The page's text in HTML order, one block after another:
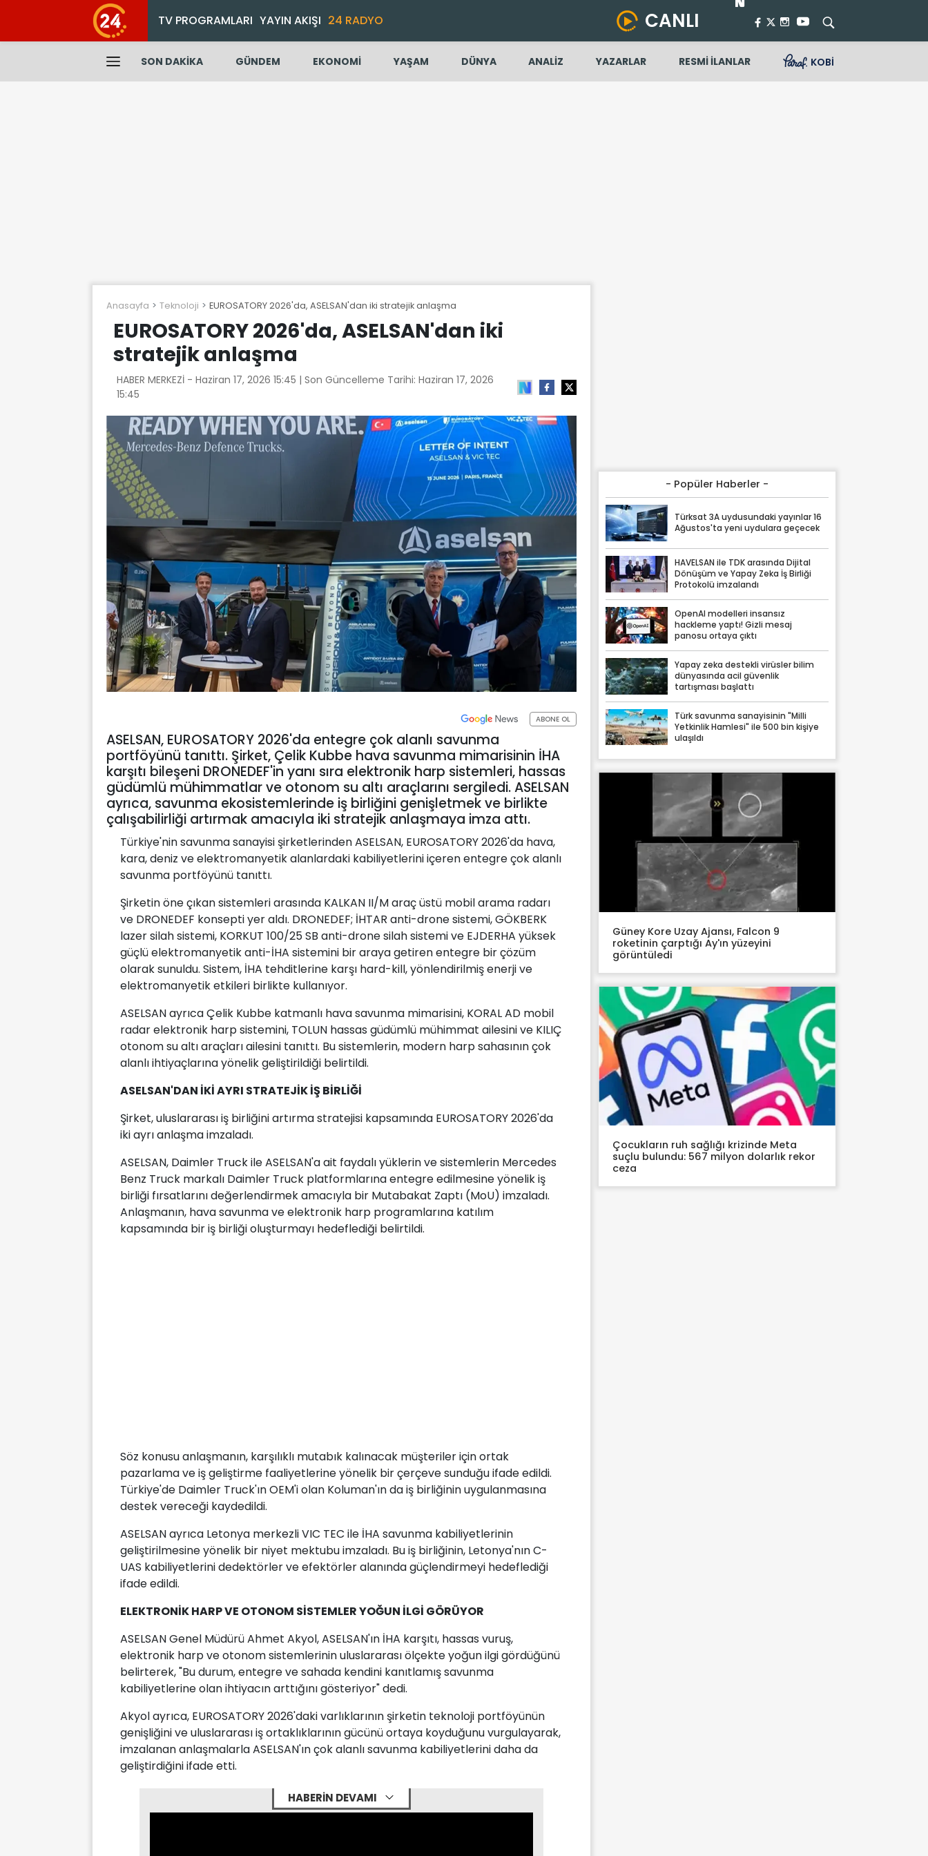
TV PROGRAMLARI YAYIN AKIŞI 24 RADYO CANLI
SON DAKİKA GÜNDEM EKONOMİ YAŞAM DÜNYA ANALİZ YAZARLAR RESMİ İLANLAR KOBİ
Anasayfa Teknoloji EUROSATORY 2026'da, ASELSAN'dan iki stratejik anlaşma
EUROSATORY 2026'da, ASELSAN'dan iki
stratejik anlaşma
HABER MERKEZİ - Haziran 17, 2026 15:45 | Son Güncelleme Tarihi: Haziran 17, 2026
15:45
ABONE OL
ASELSAN, EUROSATORY 2026'da entegre çok alanlı savunma
portföyünü tanıttı. Şirket, Çelik Kubbe hava savunma mimarisinin İHA
karşıtı bileşeni DRONEDEF'in yanı sıra elektronik harp sistemleri, hassas
güdümlü mühimmatlar ve otonom su altı araçlarını sergiledi. ASELSAN
ayrıca, savunma ekosistemlerinde iş birliğini genişletmek ve birlikte
çalışabilirliği artırmak amacıyla iki stratejik anlaşmaya imza attı.
Türkiye'nin savunma sanayisi şirketlerinden ASELSAN, EUROSATORY 2026'da hava,
kara, deniz ve elektromanyetik alanlardaki kabiliyetlerini içeren entegre çok alanlı
savunma portföyünü tanıttı.
Şirketin öne çıkan sistemleri arasında KALKAN II/M araç üstü mobil arama radarı
ve DRONEDEF konsepti yer aldı. DRONEDEF; İHTAR anti-drone sistemi, GÖKBERK
lazer silah sistemi, KORKUT 100/25 SB anti-drone silah sistemi ve EJDERHA yüksek
güçlü elektromanyetik anti-İHA sistemini bir araya getiren entegre bir çözüm
olarak sunuldu. Sistem, İHA tehditlerine karşı hard-kill, yönlendirilmiş enerji ve
elektromanyetik etkileri birlikte kullanıyor.
ASELSAN ayrıca Çelik Kubbe katmanlı hava savunma mimarisini, KORAL AD mobil
radar elektronik harp sistemini, TOLUN hassas güdümlü mühimmat ailesini ve KILIÇ
otonom su altı araçları ailesini tanıttı. Bu sistemlerin, modern harp sahasının çok
alanlı ihtiyaçlarına yönelik geliştirildiği belirtildi.
ASELSAN'DAN İKİ AYRI STRATEJİK İŞ BİRLİĞİ
Şirket, uluslararası iş birliğini artırma stratejisi kapsamında EUROSATORY 2026'da
iki ayrı anlaşma imzaladı.
ASELSAN, Daimler Truck ile ASELSAN'a ait faydalı yüklerin ve sistemlerin Mercedes
Benz Truck markalı Daimler Truck platformlarına entegre edilmesine yönelik iş
birliği fırsatlarını değerlendirmek amacıyla bir Mutabakat Zaptı (MoU) imzaladı.
Anlaşmanın, hava savunma ve elektronik harp programlarına katılım
kapsamında bir iş birliği oluşturmayı hedeflediği belirtildi.
Söz konusu anlaşmanın, karşılıklı mutabık kalınacak müşteriler için ortak
pazarlama ve iş geliştirme faaliyetlerine yönelik bir çerçeve sunduğu ifade edildi.
Türkiye'de Daimler Truck'ın OEM'i olan Koluman'ın da iş birliğinin uygulanmasına
destek vereceği kaydedildi.
ASELSAN ayrıca Letonya merkezli VIC TEC ile İHA savunma kabiliyetlerinin
geliştirilmesine yönelik bir niyet mektubu imzaladı. Bu iş birliğinin, Letonya'nın C-
UAS kabiliyetlerini dedektörler ve efektörler alanında güçlendirmeyi hedeflediği
ifade edildi.
ELEKTRONİK HARP VE OTONOM SİSTEMLER YOĞUN İLGİ GÖRÜYOR
ASELSAN Genel Müdürü Ahmet Akyol, ASELSAN'ın İHA karşıtı, hassas vuruş,
elektronik harp ve otonom sistemlerinin uluslararası ölçekte yoğun ilgi gördüğünü
belirterek, "Bu durum, entegre ve sahada kendini kanıtlamış savunma
kabiliyetlerine olan ihtiyacın arttığını gösteriyor" dedi.
Akyol ayrıca, EUROSATORY 2026'daki varlıklarının şirketin teknoloji portföyünün
genişliğini ve uluslararası iş ortaklıklarının gücünü ortaya koyduğunu vurgulayarak,
imzalanan anlaşmalarla ASELSAN'ın çok alanlı savunma kabiliyetlerini daha da
geliştirdiğini ifade etti.
HABERİN DEVAMI
- Popüler Haberler -
Türksat 3A uydusundaki yayınlar 16
Ağustos'ta yeni uydulara geçecek
HAVELSAN ile TDK arasında Dijital
Dönüşüm ve Yapay Zeka İş Birliği
Protokolü imzalandı
OpenAI modelleri insansız
hackleme yaptı! Gizli mesaj
panosu ortaya çıktı
Yapay zeka destekli virüsler bilim
dünyasında acil güvenlik
tartışması başlattı
Türk savunma sanayisinin "Milli
Yetkinlik Hamlesi" ile 500 bin kişiye
ulaşıldı
Güney Kore Uzay Ajansı, Falcon 9
roketinin çarptığı Ay'ın yüzeyini
görüntüledi
Çocukların ruh sağlığı krizinde Meta
suçlu bulundu: 567 milyon dolarlık rekor
ceza